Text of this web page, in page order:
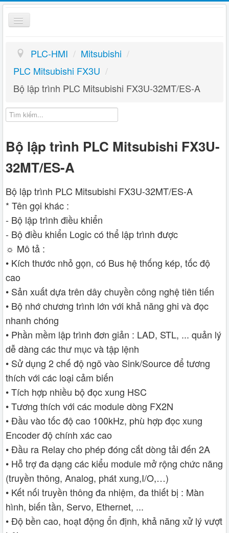
Toggle
Navigation
PLC HMI
Giỏ hàng
Hướng dẫn
Liên hệ
PLC-HMI / Mitsubishi /
PLC Mitsubishi FX3U /
Bộ lập trình PLC Mitsubishi FX3U-32MT/ES-A
Bộ lập trình PLC Mitsubishi FX3U-
32MT/ES-A
Bộ lập trình PLC Mitsubishi FX3U-32MT/ES-A
* Tên gọi khác :
- Bộ lập trình điều khiển
- Bộ điều khiển Logic có thể lập trình được
☼ Mô tả :
• Kích thước nhỏ gọn, có Bus hệ thống kép, tốc độ
cao
• Sản xuất dựa trên dây chuyền công nghệ tiên tiến
• Bộ nhớ chương trình lớn với khả năng ghi và đọc
nhanh chóng
• Phần mềm lập trình đơn giản : LAD, STL, ... quản lý
dễ dàng các thư mục và tập lệnh
• Sử dụng 2 chế độ ngõ vào Sink/Source để tương
thích với các loại cảm biến
• Tích hợp nhiều bộ đọc xung HSC
• Tương thích với các module dòng FX2N
• Đầu vào tốc độ cao 100kHz, phù hợp đọc xung
Encoder độ chính xác cao
• Đầu ra Relay cho phép đóng cắt dòng tải đến 2A
• Hỗ trợ đa dạng các kiểu module mở rộng chức năng
(truyền thông, Analog, phát xung,I/O,…)
• Kết nối truyền thông đa nhiệm, đa thiết bị : Màn
hình, biến tần, Servo, Ethernet, ...
• Độ bền cao, hoạt động ổn định, khả năng xử lý vượt